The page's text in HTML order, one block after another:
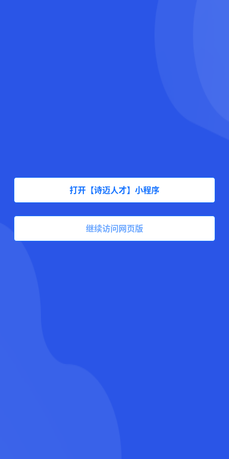
打开【诗迈人才】小程序
继续访问网页版